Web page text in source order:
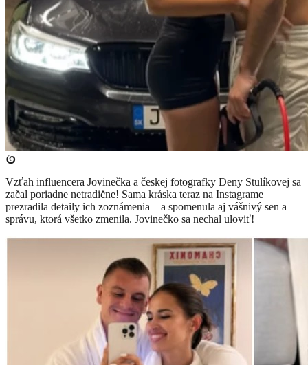
Vzťah influencera Jovinečka a českej fotografky Deny Stulíkovej sa
začal poriadne netradične! Sama kráska teraz na Instagrame
prezradila detaily ich zoznámenia – a spomenula aj vášnivý sen a
správu, ktorá všetko zmenila. Jovinečko sa nechal uloviť!